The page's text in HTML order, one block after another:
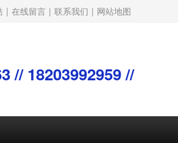
| 在线留言 | 联系我们 | 网站地图
// 18203992959 //